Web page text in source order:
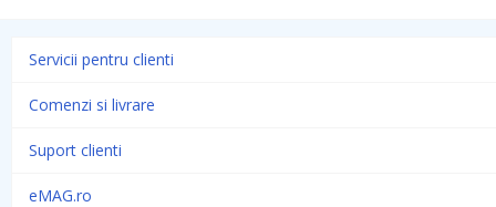
Dormitorul este camera din casa noastră în care ne petrecem o parte din
Servicii pentru clienti
Comenzi si livrare
Suport clienti
eMAG.ro